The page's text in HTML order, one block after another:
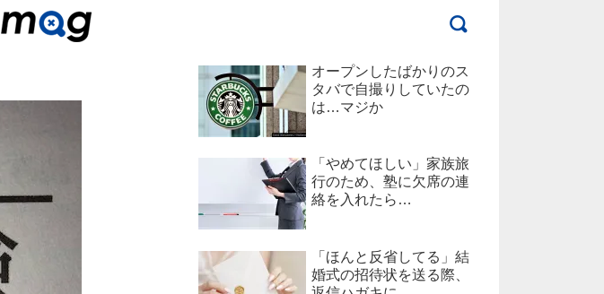
オープンしたばかりのス
タバで自撮りしていたの
は…マジか
「やめてほしい」家族旅
行のため、塾に欠席の連
絡を入れたら…
「ほんと反省してる」結
婚式の招待状を送る際、